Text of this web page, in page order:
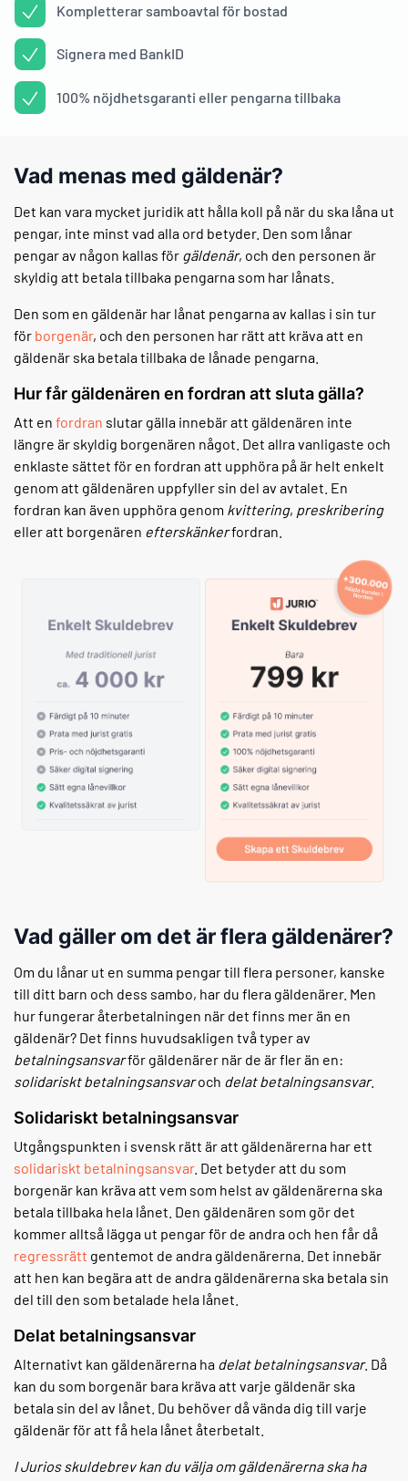
Kompletterar samboavtal för bostad
Signera med BankID
100% nöjdhetsgaranti eller pengarna tillbaka
Vad menas med gäldenär?
Det kan vara mycket juridik att hålla koll på när du ska låna ut
pengar, inte minst vad alla ord betyder. Den som lånar
pengar av någon kallas för gäldenär, och den personen är
skyldig att betala tillbaka pengarna som har lånats.
Den som en gäldenär har lånat pengarna av kallas i sin tur
för borgenär, och den personen har rätt att kräva att en
gäldenär ska betala tillbaka de lånade pengarna.
Hur får gäldenären en fordran att sluta gälla?
Att en fordran slutar gälla innebär att gäldenären inte
längre är skyldig borgenären något. Det allra vanligaste och
enklaste sättet för en fordran att upphöra på är helt enkelt
genom att gäldenären uppfyller sin del av avtalet. En
fordran kan även upphöra genom kvittering, preskribering
eller att borgenären efterskänkerfordran.
Vad gäller om det är flera gäldenärer?
Om du lånar ut en summa pengar till flera personer, kanske
till ditt barn och dess sambo, har du flera gäldenärer. Men
hur fungerar återbetalningen när det finns mer än en
gäldenär? Det finns huvudsakligen två typer av
betalningsansvarför gäldenärer när de är fler än en:
solidariskt betalningsansvaroch delat betalningsansvar.
Solidariskt betalningsansvar
Utgångspunkten i svensk rätt är att gäldenärerna har ett
solidariskt betalningsansvar. Det betyder att du som
borgenär kan kräva att vem som helst av gäldenärerna ska
betala tillbaka hela lånet. Den gäldenären som gör det
kommer alltså lägga ut pengar för de andra och hen får då
regressrätt gentemot de andra gäldenärerna. Det innebär
att hen kan begära att de andra gäldenärerna ska betala sin
del till den som betalade hela lånet.
Delat betalningsansvar
Alternativt kan gäldenärerna ha delat betalningsansvar. Då
kan du som borgenär bara kräva att varje gäldenär ska
betala sin del av lånet. Du behöver då vända dig till varje
gäldenär för att få hela lånet återbetalt.
I Jurios skuldebrev kan du välja om gäldenärerna ska ha